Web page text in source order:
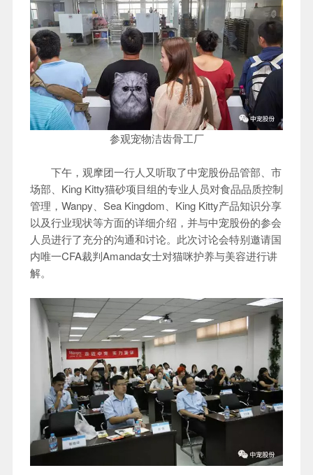
参观宠物洁齿骨工厂
下午，观摩团一行人又听取了中宠股份品管部、市
场部、King Kitty猫砂项目组的专业人员对食品品质控制
管理，Wanpy、Sea Kingdom、King Kitty产品知识分享
以及行业现状等方面的详细介绍，并与中宠股份的参会
人员进行了充分的沟通和讨论。此次讨论会特别邀请国
内唯一CFA裁判Amanda女士对猫咪护养与美容进行讲
解。